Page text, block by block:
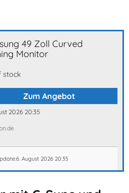
49 Zoll Curved
Monitor
stock
Zum Angebot
2026 20:35
August 2026 20:35